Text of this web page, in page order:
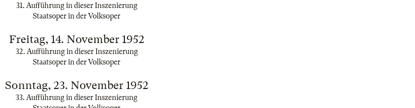
31. Aufführung in dieser Inszenierung
Staatsoper in der Volksoper
Freitag, 14. November 1952
32. Aufführung in dieser Inszenierung
Staatsoper in der Volksoper
Sonntag, 23. November 1952
33. Aufführung in dieser Inszenierung